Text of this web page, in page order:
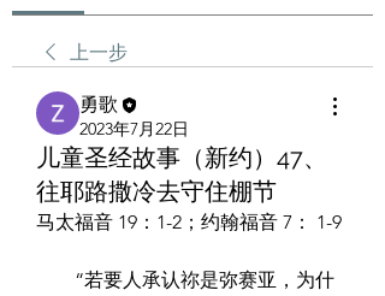
上一步
勇歌
2023年7月22日
儿童圣经故事（新约）47、
往耶路撒冷去守住棚节
马太福音 19：1-2；约翰福音 7： 1-9
“若要人承认祢是弥赛亚，为什